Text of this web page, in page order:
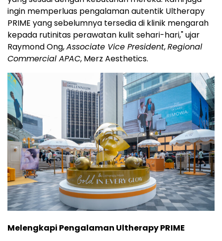
ingin memperluas pengalaman autentik Ultherapy
PRIME yang sebelumnya tersedia di klinik mengarah
kepada rutinitas perawatan kulit sehari-hari," ujar
Raymond Ong,Associate Vice President,Regional
Commercial APAC, Merz Aesthetics.
Melengkapi Pengalaman Ultherapy PRIME